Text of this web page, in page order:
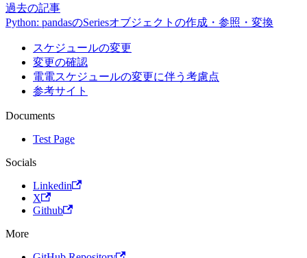
過去の記事
Python: pandasのSeriesオブジェクトの作成・参照・変換
スケジュールの変更
変更の確認
電電スケジュールの変更に伴う考慮点
参考サイト
Documents
Test Page
Socials
Linkedin
X
Github
More